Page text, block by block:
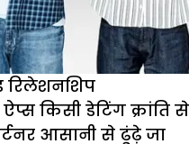
रिलेशनशिप
किसी डेटिंग क्रांति से
आसानी से ढूंढ़े जा